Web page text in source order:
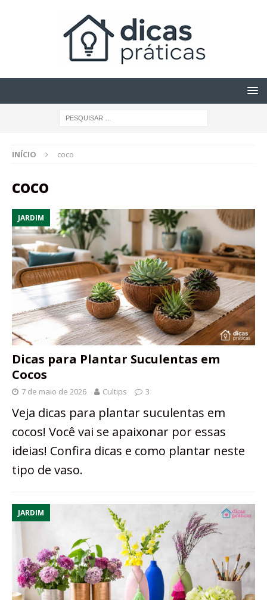
INÍCIO coco
coco
JARDIM
Dicas para Plantar Suculentas em
Cocos
7 de maio de 2026 Cultips 3
Veja dicas para plantar suculentas em
cocos! Você vai se apaixonar por essas
ideias! Confira dicas e como plantar neste
tipo de vaso.
JARDIM